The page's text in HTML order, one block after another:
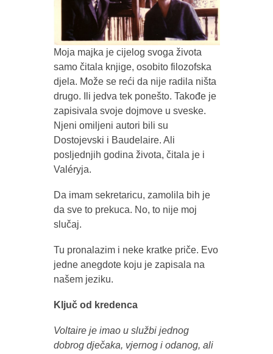
Moja majka je cijelog svoga života
samo čitala knjige, osobito filozofska
djela. Može se reći da nije radila ništa
drugo. Ili jedva tek ponešto. Takođe je
zapisivala svoje dojmove u sveske.
Njeni omiljeni autori bili su
Dostojevski i Baudelaire. Ali
posljednjih godina života, čitala je i
Valéryja.
Da imam sekretaricu, zamolila bih je
da sve to prekuca. No, to nije moj
slučaj.
Tu pronalazim i neke kratke priče. Evo
jedne anegdote koju je zapisala na
našem jeziku.
Ključ od kredenca
Voltaire je imao u službi jednog
dobrog dječaka, vjernog i odanog, ali